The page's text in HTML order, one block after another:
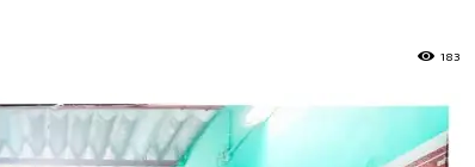
183